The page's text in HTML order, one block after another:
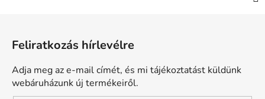
Feliratkozás hírlevélre
Adja meg az e-mail címét, és mi tájékoztatást küldünk
webáruházunk új termékeiről.